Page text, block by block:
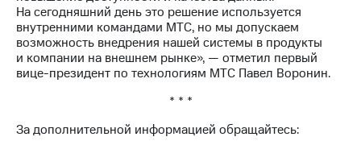
Другое
Регистратор
Реквизиты
Контакты
развитие
На сегодняшний день это решение используется
внутренними командами МТС, но мы допускаем
возможность внедрения нашей системы в продукты
и компании на внешнем рынке», — отметил первый
вице-президент по технологиям МТС Павел Воронин.
* * *
За дополнительной информацией обращайтесь: